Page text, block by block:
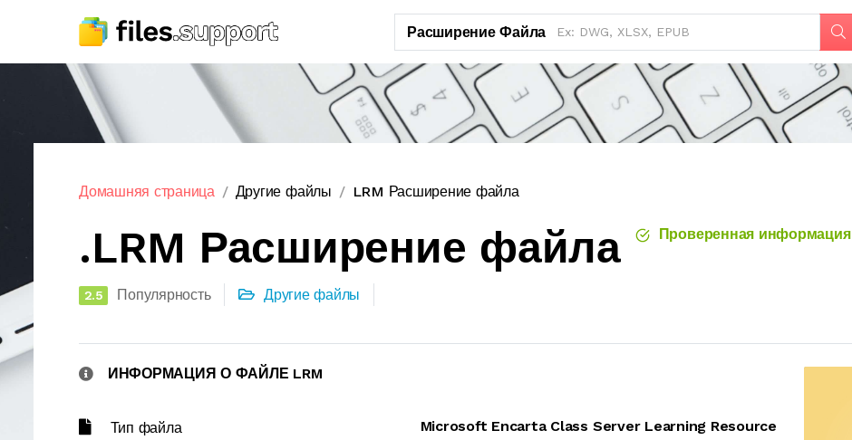
Расширение Файла
Домашняя страница Другие файлы LRM Расширение файла
.LRM Расширение файла Проверенная информация
2.5 Популярность Другие файлы
ИНФОРМАЦИЯ О ФАЙЛЕ LRM
Тип файла Microsoft Encarta Class Server Learning Resource